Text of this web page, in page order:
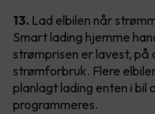
13. Lad elbilen når
Smart lading hjemme
strømprisen er lavest,
strømforbruk. Flere
planlagt lading enten i bil
programmeres.